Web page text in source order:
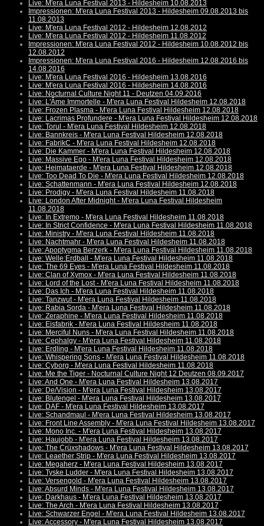
Live: M'era Luna Festival 2013 - Hildesheim 10.08.2013
Impressionen: M'era Luna Festival 2013 - Hildesheim 09.08.2013 bis
11.08.2013
Live: M'era Luna Festival 2012 - Hildesheim 12.08.2012
Live: M'era Luna Festival 2012 - Hildesheim 11.08.2012
Impressionen: M'era Luna Festival 2012 - Hildesheim 10.08.2012 bis
12.08.2012
Impressionen: M'era Luna Festival 2016 - Hildesheim 12.08.2016 bis
14.08.2016
Live: M'era Luna Festival 2016 - Hildesheim 13.08.2016
Live: M'era Luna Festival 2016 - Hildesheim 14.08.2016
Live: Nocturnal Culture Night 11 - Deutzen 04.09.2016
Live: L'Âme Immortelle - M'era Luna Festival Hildesheim 12.08.2018
Live: Frozen Plasma - M'era Luna Festival Hildesheim 12.08.2018
Live: Lacrimas Profundere - M'era Luna Festival Hildesheim 12.08.2018
Live: Torul - M'era Luna Festival Hildesheim 12.08.2018
Live: Bannkreis - M'era Luna Festival Hildesheim 12.08.2018
Live: FabrikC - M'era Luna Festival Hildesheim 12.08.2018
Live: Die Kammer - M'era Luna Festival Hildesheim 12.08.2018
Live: Massive Ego - M'era Luna Festival Hildesheim 12.08.2018
Live: Heimataerde - M'era Luna Festival Hildesheim 12.08.2018
Live: Too Dead To Die - M'era Luna Festival Hildesheim 12.08.2018
Live: Schattenmann - M'era Luna Festival Hildesheim 12.08.2018
Live: Prodigy - M'era Luna Festival Hildesheim 11.08.2018
Live: London After Midnight - M'era Luna Festival Hildesheim
11.08.2018
Live: In Extremo - M'era Luna Festival Hildesheim 11.08.2018
Live: In Strict Confidence - M'era Luna Festival Hildesheim 11.08.2018
Live: Ministry - M'era Luna Festival Hildesheim 11.08.2018
Live: Nachtmahr - M'era Luna Festival Hildesheim 11.08.2018
Live: Apoptygma Berzerk - M'era Luna Festival Hildesheim 11.08.2018
Live: Welle:Erdball - M'era Luna Festival Hildesheim 11.08.2018
Live: The 69 Eyes - M'era Luna Festival Hildesheim 11.08.2018
Live: Clan of Xymox - M'era Luna Festival Hildesheim 11.08.2018
Live: Lord of the Lost - M'era Luna Festival Hildesheim 11.08.2018
Live: Das Ich - M'era Luna Festival Hildesheim 11.08.2018
Live: Tanzwut - M'era Luna Festival Hildesheim 11.08.2018
Live: Rabia Sorda - M'era Luna Festival Hildesheim 11.08.2018
Live: Zeraphine - M'era Luna Festival Hildesheim 11.08.2018
Live: Eisfabrik - M'era Luna Festival Hildesheim 11.08.2018
Live: Merciful Nuns - M'era Luna Festival Hildesheim 11.08.2018
Live: Cephalgy - M'era Luna Festival Hildesheim 11.08.2018
Live: Erdling - M'era Luna Festival Hildesheim 11.08.2018
Live: Whispering Sons - M'era Luna Festival Hildesheim 11.08.2018
Live: Cyborg - M'era Luna Festival Hildesheim 11.08.2018
Live: Me the Tiger - Nocturnal Culture Night 12 Deutzen 08.09.2017
Live: And One - M'era Luna Festival Hildesheim 13.08.2017
Live: De/Vision - M'era Luna Festival Hildesheim 13.08.2017
Live: Blutengel - M'era Luna Festival Hildesheim 13.08.2017
Live: DAF - M'era Luna Festival Hildesheim 13.08.2017
Live: Schandmaul - M'era Luna Festival Hildesheim 13.08.2017
Live: Front Line Assembly - M'era Luna Festival Hildesheim 13.08.2017
Live: Mono Inc. - M'era Luna Festival Hildesheim 13.08.2017
Live: Haujobb - M'era Luna Festival Hildesheim 13.08.2017
Live: The Crüxshadows - M'era Luna Festival Hildesheim 13.08.2017
Live: Leaether Strip - M'era Luna Festival Hildesheim 13.08.2017
Live: Megaherz - M'era Luna Festival Hildesheim 13.08.2017
Live: Tyske Ludder - M'era Luna Festival Hildesheim 13.08.2017
Live: Versengold - M'era Luna Festival Hildesheim 13.08.2017
Live: Absurd Minds - M'era Luna Festival Hildesheim 13.08.2017
Live: Darkhaus - M'era Luna Festival Hildesheim 13.08.2017
Live: The Arch - M'era Luna Festival Hildesheim 13.08.2017
Live: Schwarzer Engel - M'era Luna Festival Hildesheim 13.08.2017
Live: Accessory - M'era Luna Festival Hildesheim 13.08.2017